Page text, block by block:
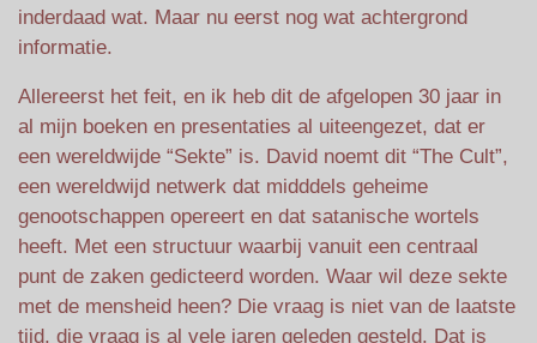
inderdaad wat. Maar nu eerst nog wat achtergrond
informatie.
Allereerst het feit, en ik heb dit de afgelopen 30 jaar in
al mijn boeken en presentaties al uiteengezet, dat er
een wereldwijde “Sekte” is. David noemt dit “The Cult”,
een wereldwijd netwerk dat midddels geheime
genootschappen opereert en dat satanische wortels
heeft. Met een structuur waarbij vanuit een centraal
punt de zaken gedicteerd worden. Waar wil deze sekte
met de mensheid heen? Die vraag is niet van de laatste
tijd, die vraag is al vele jaren geleden gesteld. Dat is